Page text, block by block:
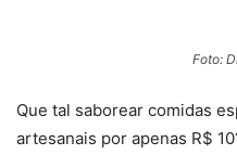
Foto:
Que tal saborear comidas
artesanais por apenas R$